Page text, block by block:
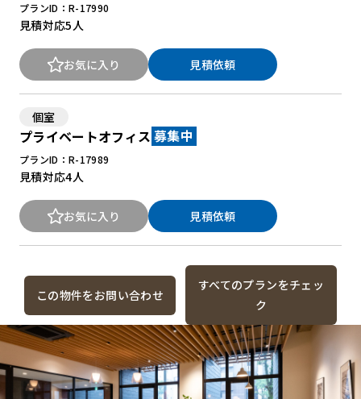
プランID：R-17990
見積対応5人
お気に入り 見積依頼
個室
プライベートオフィス 募集中
プランID：R-17989
見積対応4人
お気に入り 見積依頼
この物件をお問い合わせ
すべてのプランをチェッ
ク